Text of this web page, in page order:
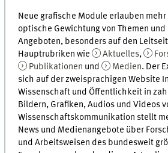
Neue grafische Module erlauben
optische Gewichtung von Themen
Angeboten, besonders auf den
Hauptrubriken wie
Aktuelles,
Publikationen und Medien. Der
sich auf der zweisprachigen Website
Wissenschaft und Öffentlichkeit in
Bildern, Grafiken, Audios und Videos
Wissenschaftskommunikation stellt
News und Medienangebote über
und Arbeitsweisen des bundesweit